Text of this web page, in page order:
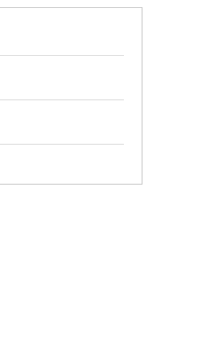
DE CHILE
HOSPITAL DE
HOSPITAL DE